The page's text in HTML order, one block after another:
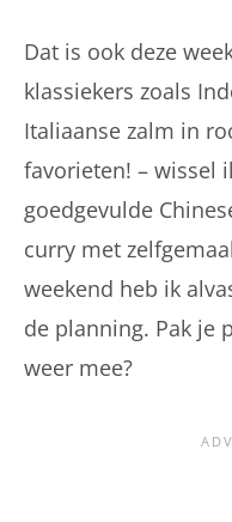
Dat is ook deze
klassiekers zoals
Italiaanse zalm in
favorieten! – wissel
goedgevulde
curry met
weekend heb ik
de planning. Pak je
weer mee?